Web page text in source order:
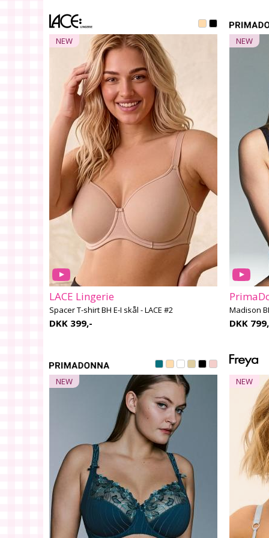
NEW
LACE Lingerie
Spacer T-shirt BH E-I skål - LACE #2
DKK 399,-
NEW
Madison
DKK
NEW NEW